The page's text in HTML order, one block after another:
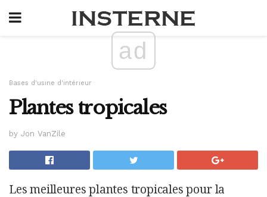
ad
Bases d'usine d'intérieur
Plantes tropicales
by Jon VanZile
Les meilleures plantes tropicales pour la